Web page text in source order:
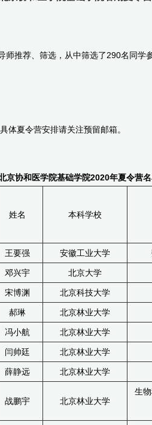
推荐、筛选，从中筛选了290名同学
夏令营安排请关注预留邮箱。
京协和医学院基础学院2020年夏令营
姓名 本科学校
王要强 安徽工业大学
邓兴宇 北京大学
宋博渊 北京科技大学
郝琳 北京林业大学
冯小航 北京林业大学
闫帅廷 北京林业大学
薛静远 北京林业大学
战鹏宇 北京林业大学
生